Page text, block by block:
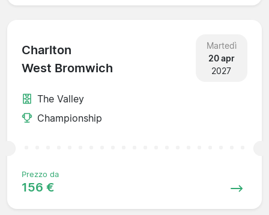
Charlton
West Bromwich
Martedì
20 apr
2027
The Valley
Championship
Prezzo da
156 €